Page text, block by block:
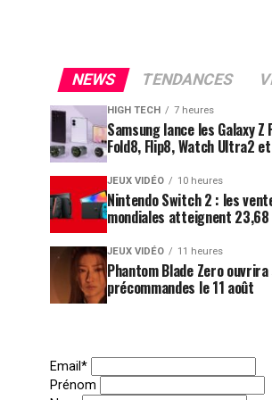
NEWS TENDANCES
HIGH TECH 7 heures
Samsung lance les Galaxy Z
Fold8, Flip8, Watch Ultra2
JEUX VIDÉO 10 heures
Nintendo Switch 2 : les
mondiales atteignent
JEUX VIDÉO 11 heures
Phantom Blade Zero
précommandes le 11 août
Email*
Prénom